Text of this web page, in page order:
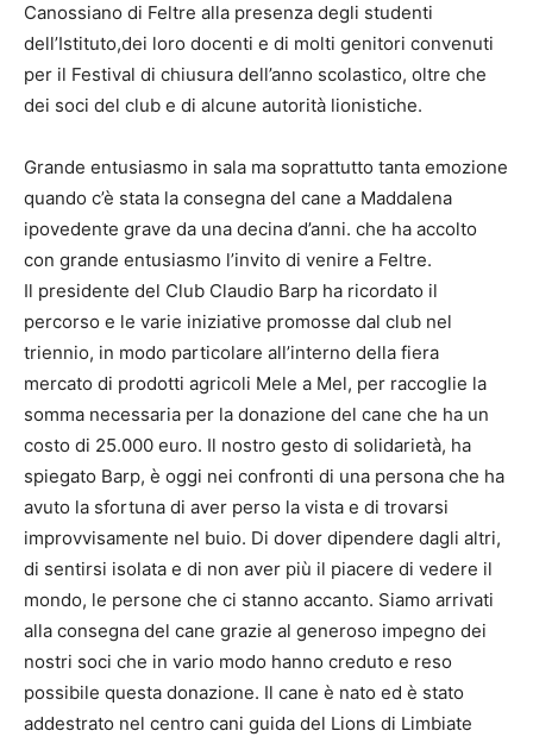
Canossiano di Feltre alla presenza degli studenti
dell’Istituto,dei loro docenti e di molti genitori convenuti
per il Festival di chiusura dell’anno scolastico, oltre che
dei soci del club e di alcune autorità lionistiche.
Grande entusiasmo in sala ma soprattutto tanta emozione
quando c’è stata la consegna del cane a Maddalena
ipovedente grave da una decina d’anni. che ha accolto
con grande entusiasmo l’invito di venire a Feltre.
Il presidente del Club Claudio Barp ha ricordato il
percorso e le varie iniziative promosse dal club nel
triennio, in modo particolare all’interno della fiera
mercato di prodotti agricoli Mele a Mel, per raccoglie la
somma necessaria per la donazione del cane che ha un
costo di 25.000 euro. Il nostro gesto di solidarietà, ha
spiegato Barp, è oggi nei confronti di una persona che ha
avuto la sfortuna di aver perso la vista e di trovarsi
improvvisamente nel buio. Di dover dipendere dagli altri,
di sentirsi isolata e di non aver più il piacere di vedere il
mondo, le persone che ci stanno accanto. Siamo arrivati
alla consegna del cane grazie al generoso impegno dei
nostri soci che in vario modo hanno creduto e reso
possibile questa donazione. Il cane è nato ed è stato
addestrato nel centro cani guida del Lions di Limbiate